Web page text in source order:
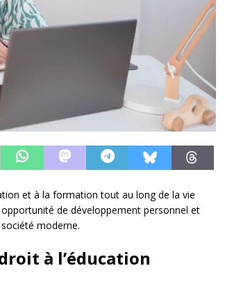
et à la formation tout au long de la vie
de développement personnel et
moderne.
à l’éducation